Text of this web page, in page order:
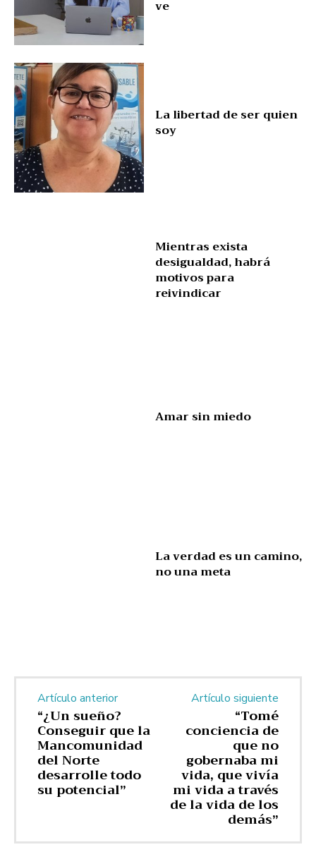
ve
La libertad de ser quien
soy
Mientras exista
desigualdad, habrá
motivos para
reivindicar
Amar sin miedo
La verdad es un camino,
no una meta
Artículo anterior
“¿Un sueño?
Conseguir que la
Mancomunidad
del Norte
desarrolle todo
su potencial”
Artículo siguiente
“Tomé
conciencia de
que no
gobernaba mi
vida, que vivía
mi vida a través
de la vida de los
demás”